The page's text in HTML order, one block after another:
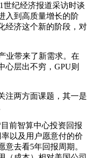
纪经济报道采访时谈
入到高质量增长的阶
经济这个新的阶段，对
带来了新需求。在
心层出不穷，GPU则
两方面课题，其一是
前智算中心投资回报
以及用户愿意付的价
去看5年回报周期。